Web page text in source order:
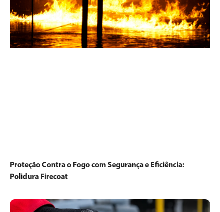
Proteção Contra o Fogo com Segurança e Eficiência:
Polidura Firecoat